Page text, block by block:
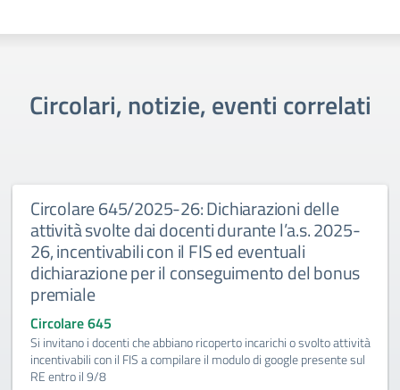
Circolari, notizie, eventi correlati
Circolare 645/2025-26: Dichiarazioni delle
attività svolte dai docenti durante l’a.s. 2025-
26, incentivabili con il FIS ed eventuali
dichiarazione per il conseguimento del bonus
premiale
Circolare 645
Si invitano i docenti che abbiano ricoperto incarichi o svolto attività
incentivabili con il FIS a compilare il modulo di google presente sul
RE entro il 9/8